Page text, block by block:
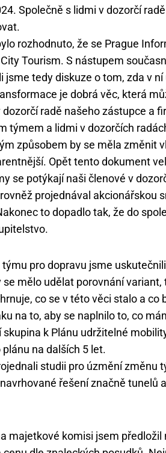
Společně s lidmi v dozorčí
rozhodnuto, že se Prague
Tourism. S nástupem
jsme tedy diskuze o tom, zda v
je dobrá věc, která
radě našeho zástupce a
týmem a lidmi v dozorčích
způsobem by se měla změnit
Opět tento dokument
se potýkají naši členové v
projednával akcionářskou
to dopadlo tak, že do
pro dopravu jsme
mělo udělat porovnání
co se v této věci stalo a
na to, aby se naplnilo to, co
k Plánu udržitelné
na dalších 5 let.
studii pro úzmění změnu
řešení značně tunelů
majetkové komisi jsem